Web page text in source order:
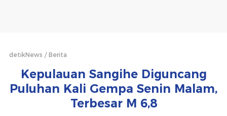
detikNews Berita
Kepulauan Sangihe Diguncang
Puluhan Kali Gempa Senin Malam,
Terbesar M 6,8